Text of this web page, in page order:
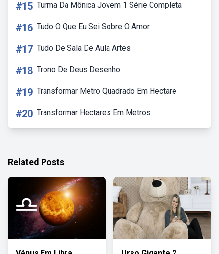
#15 Turma Da Mônica Jovem 1 Série Completa
#16 Tudo O Que Eu Sei Sobre O Amor
#17 Tudo De Sala De Aula Artes
#18 Trono De Deus Desenho
#19 Transformar Metro Quadrado Em Hectare
#20 Transformar Hectares Em Metros
Related Posts